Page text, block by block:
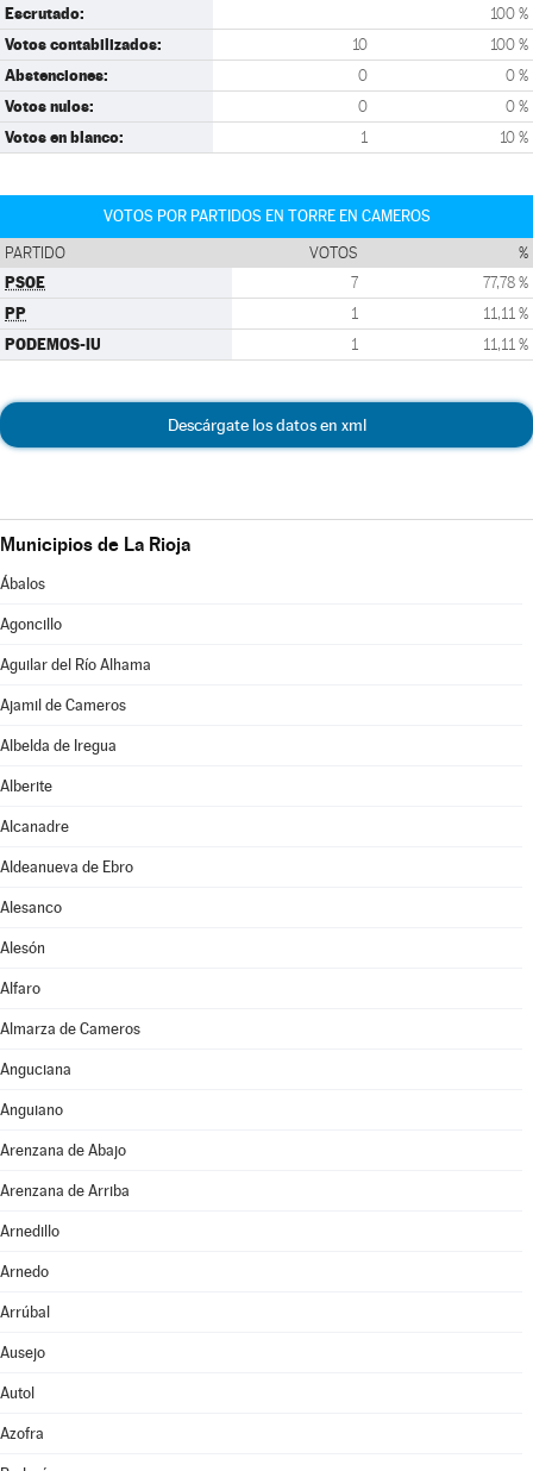
Escrutado: 100 %
Votos contabilizados: 10 100 %
Abstenciones: 0 0 %
Votos nulos: 0 0 %
Votos en blanco: 1 10 %
VOTOS POR PARTIDOS EN TORRE EN CAMEROS
PARTIDO VOTOS %
PSOE 7 77,78 %
PP 1 11,11 %
PODEMOS-IU 1 11,11 %
Descárgate los datos en xml
Municipios de La Rioja
Ábalos
Agoncillo
Aguilar del Río Alhama
Ajamil de Cameros
Albelda de Iregua
Alberite
Alcanadre
Aldeanueva de Ebro
Alesanco
Alesón
Alfaro
Almarza de Cameros
Anguciana
Anguiano
Arenzana de Abajo
Arenzana de Arriba
Arnedillo
Arnedo
Arrúbal
Ausejo
Autol
Azofra